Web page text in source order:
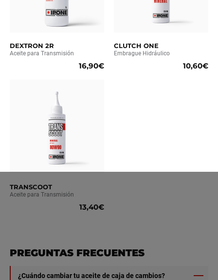
DEXTRON 2R
Aceite para Transmisión
16,90€
CLUTCH ONE
Embrague Hidráulico
10,60€
TRANSCOOT
Aceite para Transmisión
13,40€
PREGUNTAS FRECUENTES
¿Cuándo cambiar tu aceite de caja de cambios?